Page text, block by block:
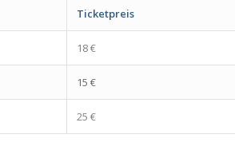
Ticketpreis
18 €
15 €
25 €